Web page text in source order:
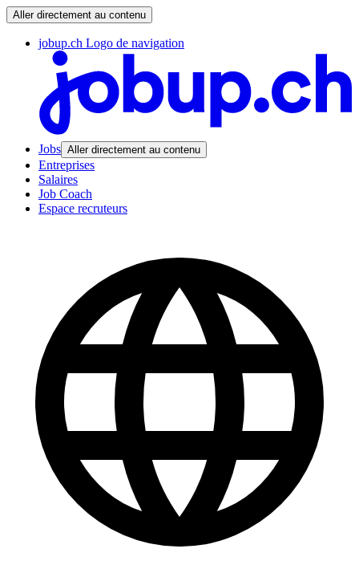
Aller directement au contenu
jobup.ch Logo de navigation
Jobs Aller directement au contenu
Entreprises
Salaires
Job Coach
Espace recruteurs